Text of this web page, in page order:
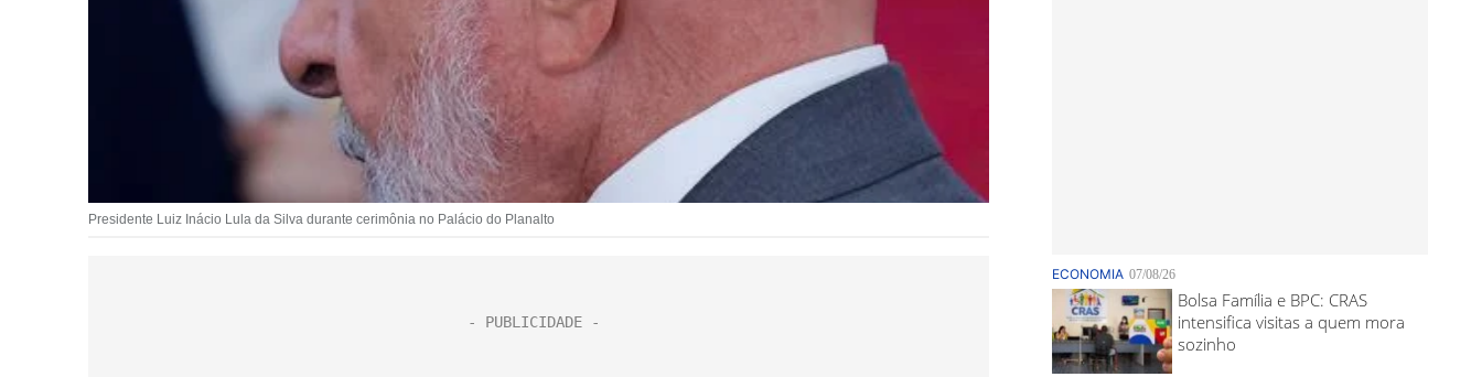
Presidente Luiz Inácio Lula da Silva durante cerimônia no Palácio do Planalto